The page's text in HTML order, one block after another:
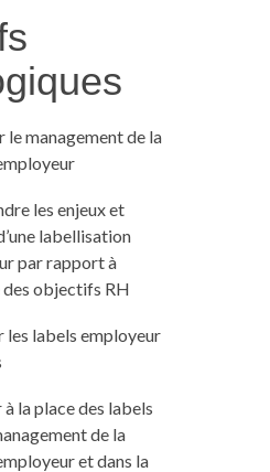
management de la
les enjeux et
labellisation
par rapport à
des objectifs RH
les labels employeur
la place des labels
de la
et dans la